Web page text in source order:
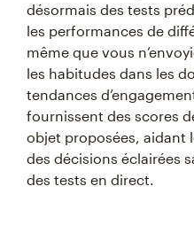
désormais des tests
les performances de
même que vous
les habitudes dans les
tendances
fournissent des scores
objet proposées, aidant
des décisions éclairées
des tests en direct.